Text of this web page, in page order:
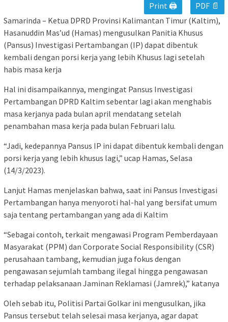
Print 🖨
PDF 📄
Samarinda – Ketua DPRD Provinsi Kalimantan Timur (Kaltim),
Hasanuddin Mas’ud (Hamas) mengusulkan Panitia Khusus
(Pansus) Investigasi Pertambangan (IP) dapat dibentuk
kembali dengan porsi kerja yang lebih Khusus lagi setelah
habis masa kerja
Hal ini disampaikannya, mengingat Pansus Investigasi
Pertambangan DPRD Kaltim sebentar lagi akan menghabis
masa kerjanya pada bulan april mendatang setelah
penambahan masa kerja pada bulan Februari lalu.
“Jadi, kedepannya Pansus IP ini dapat dibentuk kembali dengan
porsi kerja yang lebih khusus lagi,” ucap Hamas, Selasa
(14/3/2023).
Lanjut Hamas menjelaskan bahwa, saat ini Pansus Investigasi
Pertambangan hanya menyoroti hal-hal yang bersifat umum
saja tentang pertambangan yang ada di Kaltim
“Sebagai contoh, terkait mengawasi Program Pemberdayaan
Masyarakat (PPM) dan Corporate Social Responsibility (CSR)
perusahaan tambang, kemudian juga fokus dengan
pengawasan sejumlah tambang ilegal hingga pengawasan
terhadap pelaksanaan Jaminan Reklamasi (Jamrek),” katanya
Oleh sebab itu, Politisi Partai Golkar ini mengusulkan, jika
Pansus tersebut telah selesai masa kerjanya, agar dapat